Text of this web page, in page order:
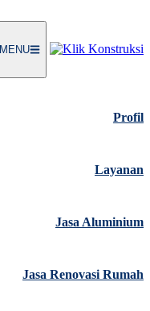
MENU
Profil
Layanan
Jasa Aluminium
Jasa Renovasi Rumah